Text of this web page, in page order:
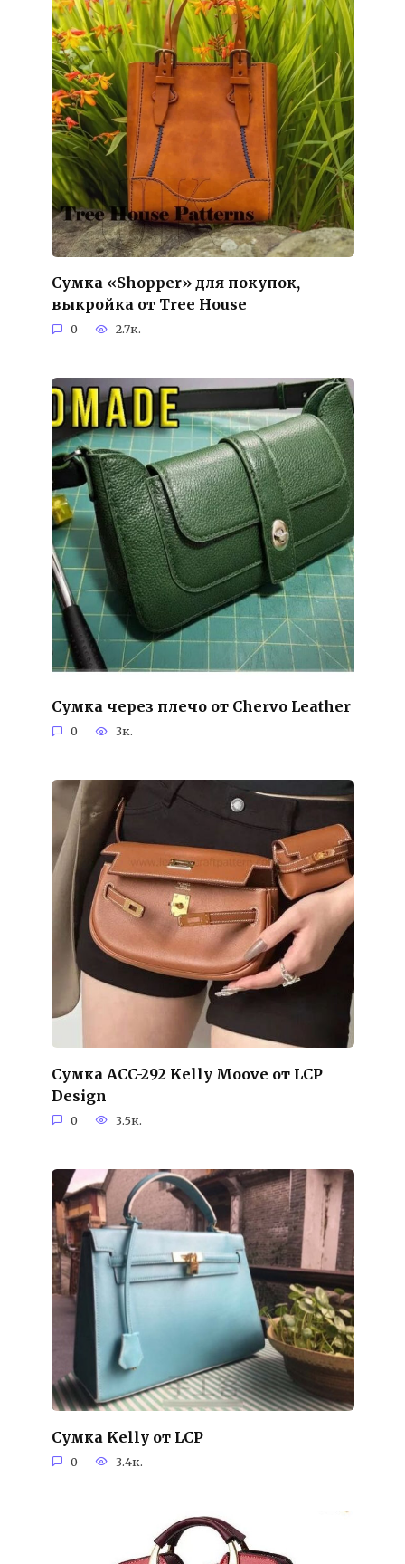
Сумка «Shopper» для покупок,
выкройка от Tree House
0 2.7к.
Сумка через плечо от Chervo Leather
0 3к.
Сумка ACC-292 Kelly Moove от LCP
Design
0 3.5к.
Сумка Kelly от LCP
0 3.4к.